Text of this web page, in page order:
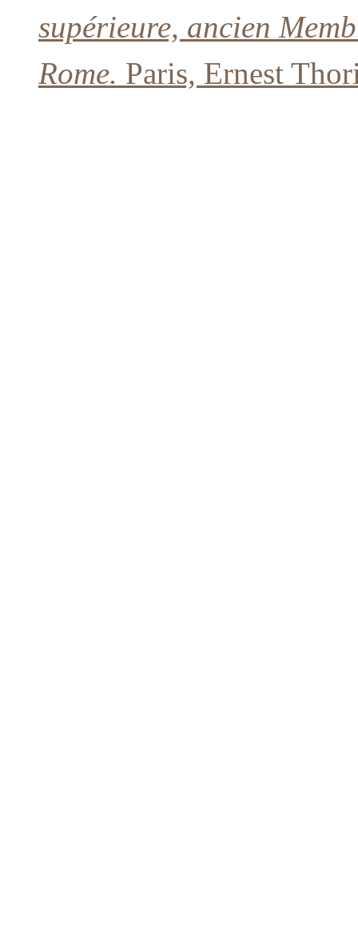
supérieure, ancien
Rome. Paris, Ernest